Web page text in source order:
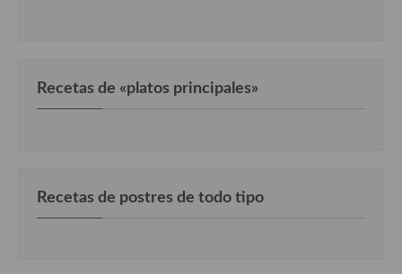
Recetas de «platos principales»
Recetas de postres de todo tipo